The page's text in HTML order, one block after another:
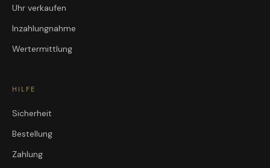
Uhr verkaufen
Inzahlungnahme
Wertermittlung
HILFE
Sicherheit
Bestellung
Zahlung